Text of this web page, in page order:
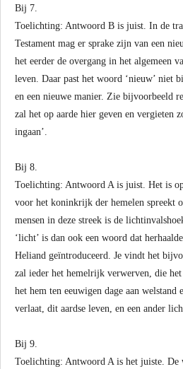
Bij 7.
Toelichting: Antwoord B is juist. In de
Testament mag er sprake zijn van een
het eerder de overgang in het algemeen
leven. Daar past het woord ‘nieuw’ niet
en een nieuwe manier. Zie bijvoorbeeld
zal het op aarde hier geven en vergieten
ingaan’.
Bij 8.
Toelichting: Antwoord A is juist. Het is
voor het koninkrijk der hemelen spreekt
mensen in deze streek is de
‘licht’ is dan ook een woord dat
Heliand geïntroduceerd. Je vindt het
zal ieder het hemelrijk verwerven, die
het hem ten eeuwigen dage aan welstand
verlaat, dit aardse leven, en een ander
Bij 9.
Toelichting: Antwoord A is het juiste. De